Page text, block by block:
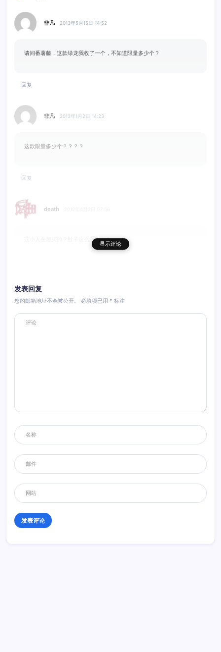
非凡 2013年5月15日 14:52
请问番薯藤，这款绿龙我收了一个，不知道限量多少个？
回复
非凡 2013年1月2日 14:23
这款限量多少个？？？？
回复
death
这小人在那买的？肚子这么肥！！！
爱一颗屎 2012年4月1日 15:55
小屎,我承认,你的口味确实太重
回复
老虎 2012年4月1日 09:25
显示评论
发表回复
您的邮箱地址不会被公开。 必填项已用 * 标注